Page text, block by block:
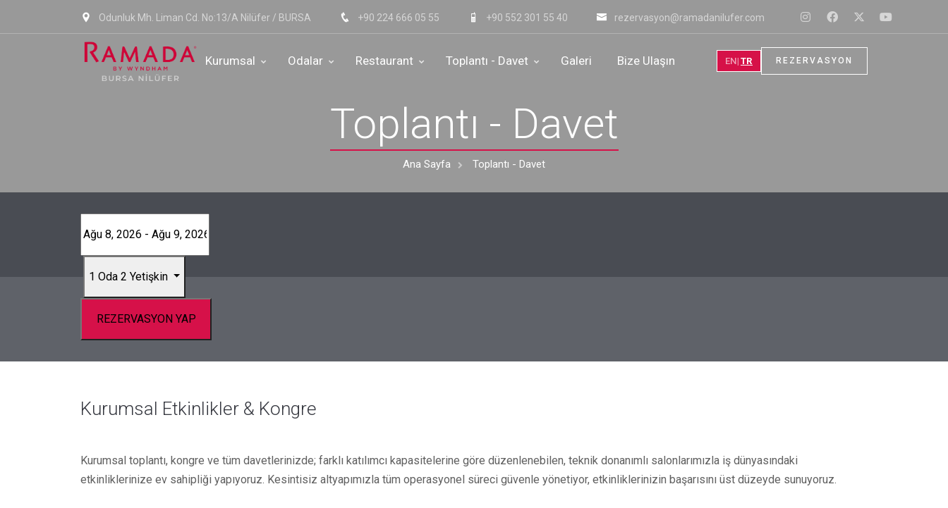
Odunluk Mh. Liman Cd. No:13/A Nilüfer / BURSA +90 224 666 05 55 +90 552 301 55 40 rezervasyon@ramadanilufer.com
Kurumsal
KVKK Aydınlatma Metni
İlginizi Çekebilir
Odalar Restaurant Toplantı - Davet Galeri Bize Ulaşın EN| TR REZERVASYON
Toplantı - Davet
Ana Sayfa Toplantı - Davet
1 Oda 2 Yetişkin
REZERVASYON YAP
Kurumsal Etkinlikler & Kongre
Kurumsal toplantı, kongre ve tüm davetlerinizde; farklı katılımcı kapasitelerine göre düzenlenebilen, teknik donanımlı salonlarımızla iş dünyasındaki
etkinliklerinize ev sahipliği yapıyoruz. Kesintisiz altyapımızla tüm operasyonel süreci güvenle yönetiyor, etkinliklerinizin başarısını üst düzeyde sunuyoruz.